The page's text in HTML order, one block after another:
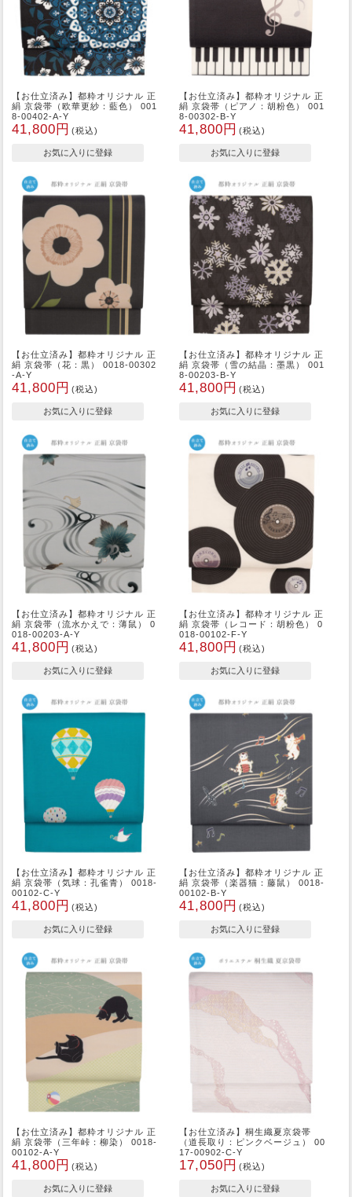
【お仕立済み】都粋オリジナル 正
絹 京袋帯（欧華更紗：藍色） 001
8-00402-A-Y
41,800円 (税込)
【お仕立済み】都粋オリジナル 正
絹 京袋帯（ピアノ：胡粉色） 001
8-00302-B-Y
41,800円 (税込)
【お仕立済み】都粋オリジナル 正
絹 京袋帯（花：黒） 0018-00302
-A-Y
41,800円 (税込)
【お仕立済み】都粋オリジナル 正
絹 京袋帯（雪の結晶：墨黒） 001
8-00203-B-Y
41,800円 (税込)
【お仕立済み】都粋オリジナル 正
絹 京袋帯（流水かえで：薄鼠） 0
018-00203-A-Y
41,800円 (税込)
【お仕立済み】都粋オリジナル 正
絹 京袋帯（レコード：胡粉色） 0
018-00102-F-Y
41,800円 (税込)
【お仕立済み】都粋オリジナル 正
絹 京袋帯（気球：孔雀青） 0018-
00102-C-Y
41,800円 (税込)
【お仕立済み】都粋オリジナル 正
絹 京袋帯（楽器猫：藤鼠） 0018-
00102-B-Y
41,800円 (税込)
【お仕立済み】都粋オリジナル 正
絹 京袋帯（三年峠：柳染） 0018-
00102-A-Y
41,800円 (税込)
【お仕立済み】桐生織夏京袋帯
（道長取り：ピンクベージュ） 00
17-00902-C-Y
17,050円 (税込)